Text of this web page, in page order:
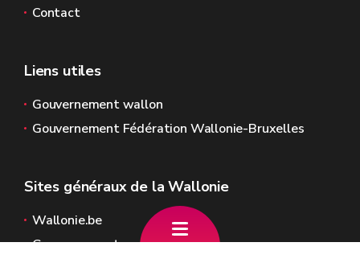
Contact
Liens utiles
Gouvernement wallon
Gouvernement Fédération Wallonie-Bruxelles
Sites généraux de la Wallonie
Wallonie.be
Gouvernement wallon